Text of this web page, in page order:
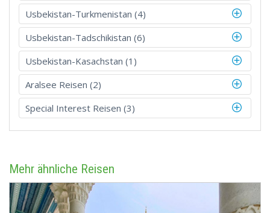
Usbekistan-Turkmenistan (4)
Usbekistan-Tadschikistan (6)
Usbekistan-Kasachstan (1)
Aralsee Reisen (2)
Special Interest Reisen (3)
Mehr ähnliche Reisen